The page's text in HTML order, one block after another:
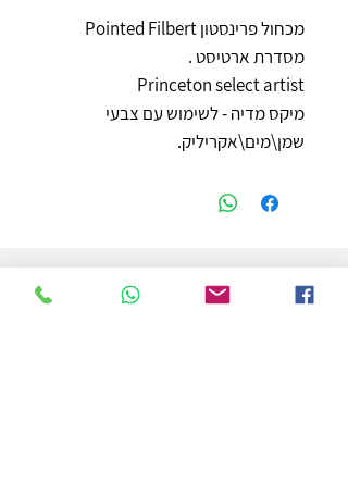
מכחול פרינסטון Pointed Filbert
מסדרת ארטיסט .
Princeton select artist
מיקס מדיה - לשימוש עם צבעי
שמן\מים\אקריליק.
חנות